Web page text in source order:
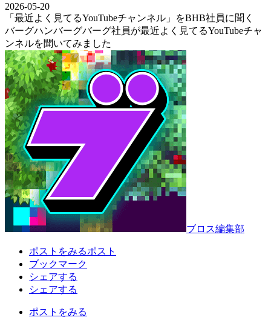
2026-05-20
「最近よく見てるYouTubeチャンネル」をBHB社員に聞く
バーグハンバーグバーグ社員が最近よく見てるYouTubeチャ
ンネルを聞いてみました
ブロス編集部
ポストをみるポスト
ブックマーク
シェアする
シェアする
ポストをみる